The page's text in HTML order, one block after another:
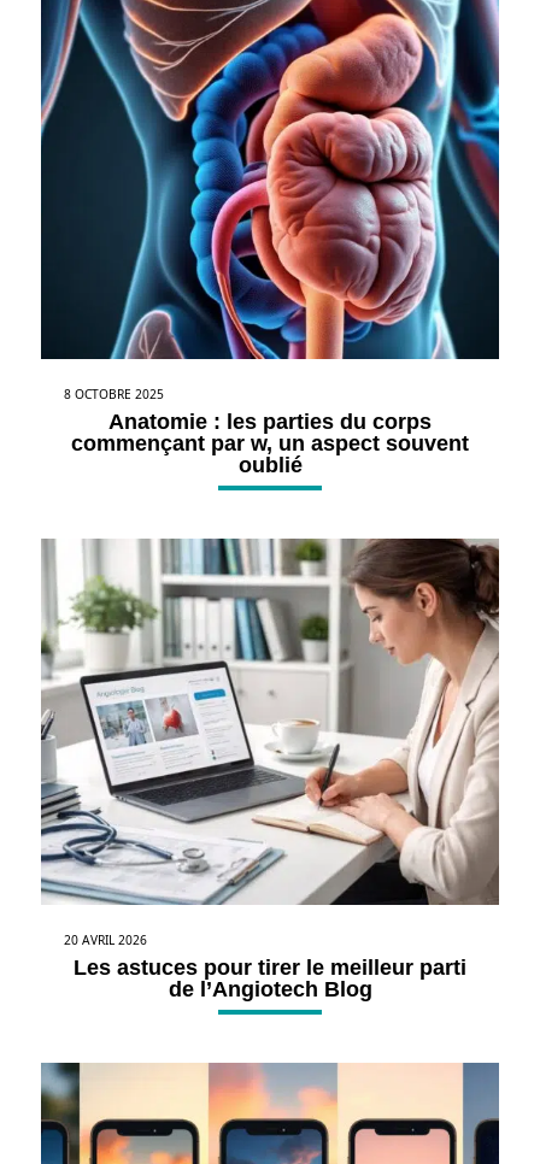
8 OCTOBRE 2025
Anatomie : les parties du corps
commençant par w, un aspect souvent
oublié
20 AVRIL 2026
Les astuces pour tirer le meilleur parti
de l’Angiotech Blog